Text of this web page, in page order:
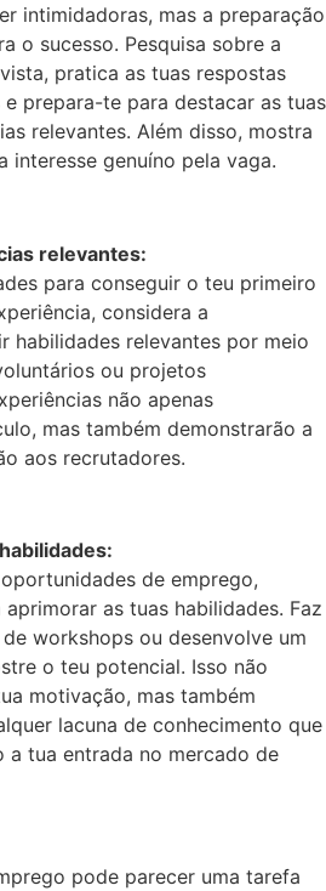
intimidadoras, mas a preparação
o sucesso. Pesquisa sobre a
pratica as tuas respostas
prepara-te para destacar as tuas
relevantes. Além disso, mostra
interesse genuíno pela vaga.
relevantes:
para conseguir o teu primeiro
considera a
habilidades relevantes por meio
ou projetos
não apenas
mas também demonstrarão a
aos recrutadores.
de emprego,
as tuas habilidades. Faz
workshops ou desenvolve um
o teu potencial. Isso não
motivação, mas também
lacuna de conhecimento que
a tua entrada no mercado de
pode parecer uma tarefa